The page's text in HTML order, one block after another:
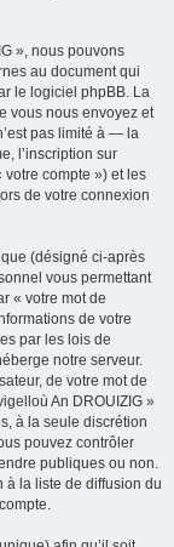
», nous pouvons
au document qui
le logiciel phpBB. La
vous nous envoyez et
pas limité à — la
l’inscription sur
compte ») et les
de votre connexion
(désigné ci-après
vous permettant
« votre mot de
de votre
par les lois de
notre serveur.
de votre mot de
An DROUIZIG »
à la seule discrétion
pouvez contrôler
publiques ou non.
à la liste de diffusion du